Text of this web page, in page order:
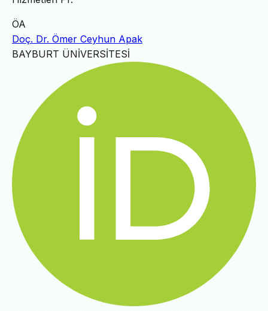
ÖA
Doç. Dr. Ömer Ceyhun Apak
BAYBURT ÜNİVERSİTESİ